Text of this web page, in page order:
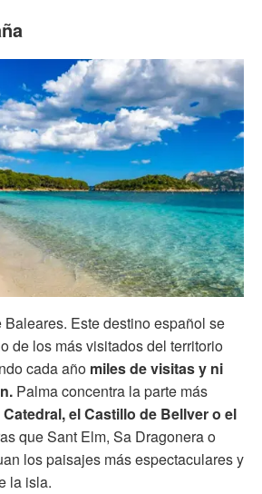
Este destino español se
de los más visitados del territorio
cada año miles de visitas y ni
Palma concentra la parte más
Catedral, el Castillo de Bellver o el
que Sant Elm, Sa Dragonera o
los paisajes más espectaculares y
la isla.